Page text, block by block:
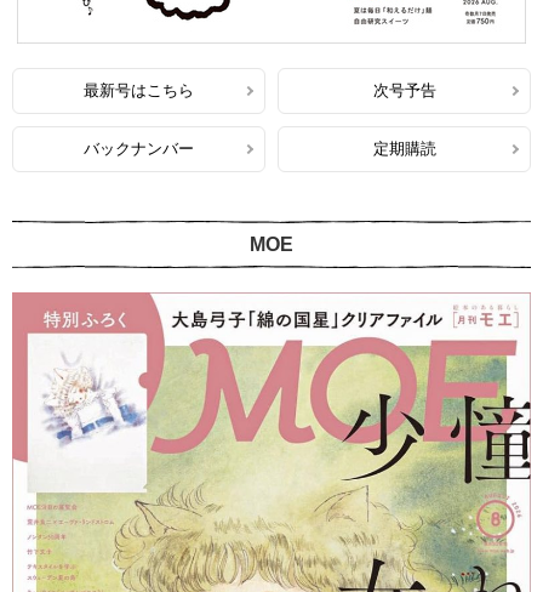
最新号はこちら 次号予告
バックナンバー 定期購読
MOE